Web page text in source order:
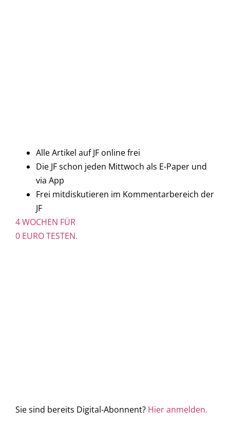
Alle Artikel auf JF online frei
Die JF schon jeden Mittwoch als E-Paper und
via App
Frei mitdiskutieren im Kommentarbereich der
JF
4 WOCHEN FÜR
0 EURO TESTEN.
Sie sind bereits Digital-Abonnent? Hier anmelden.